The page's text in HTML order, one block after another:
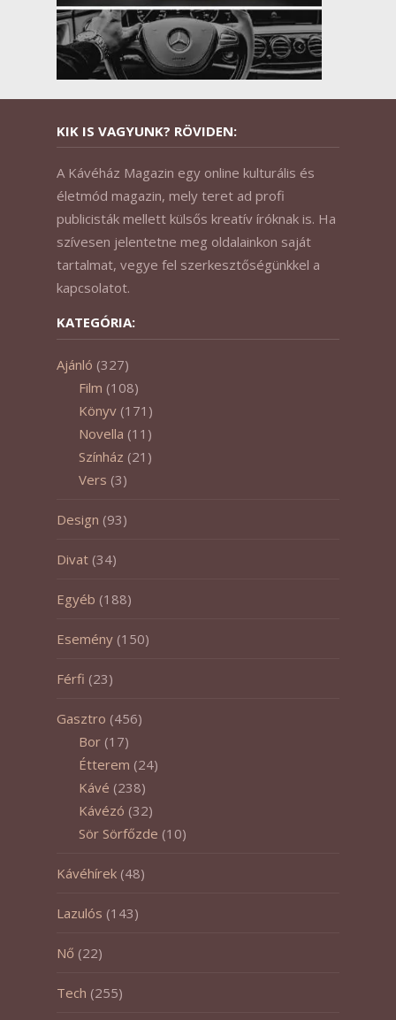
KIK IS VAGYUNK? RÖVIDEN:
A Kávéház Magazin egy online kulturális és
életmód magazin, mely teret ad profi
publicisták mellett külsős kreatív íróknak is. Ha
szívesen jelentetne meg oldalainkon saját
tartalmat, vegye fel szerkesztőségünkkel a
kapcsolatot.
KATEGÓRIA:
Ajánló (327)
Film (108)
Könyv (171)
Novella (11)
Színház (21)
Vers (3)
Design (93)
Divat (34)
Egyéb (188)
Esemény (150)
Férfi (23)
Gasztro (456)
Bor (17)
Étterem (24)
Kávé (238)
Kávézó (32)
Sör Sörfőzde (10)
Kávéhírek (48)
Lazulós (143)
Nő (22)
Tech (255)